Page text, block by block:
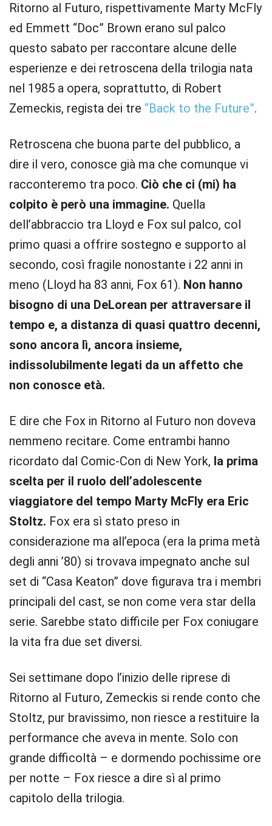
Ritorno al Futuro, rispettivamente Marty McFly
ed Emmett “Doc” Brown erano sul palco
questo sabato per raccontare alcune delle
esperienze e dei retroscena della trilogia nata
nel 1985 a opera, soprattutto, di Robert
Zemeckis, regista dei tre “Back to the Future”.
Retroscena che buona parte del pubblico, a
dire il vero, conosce già ma che comunque vi
racconteremo tra poco. Ciò che ci (mi) ha
colpito è però una immagine. Quella
dell’abbraccio tra Lloyd e Fox sul palco, col
primo quasi a offrire sostegno e supporto al
secondo, così fragile nonostante i 22 anni in
meno (Lloyd ha 83 anni, Fox 61). Non hanno
bisogno di una DeLorean per attraversare il
tempo e, a distanza di quasi quattro decenni,
sono ancora lì, ancora insieme,
indissolubilmente legati da un affetto che
non conosce età.
E dire che Fox in Ritorno al Futuro non doveva
nemmeno recitare. Come entrambi hanno
ricordato dal Comic-Con di New York, la prima
scelta per il ruolo dell’adolescente
viaggiatore del tempo Marty McFly era Eric
Stoltz. Fox era sì stato preso in
considerazione ma all’epoca (era la prima metà
degli anni ’80) si trovava impegnato anche sul
set di “Casa Keaton” dove figurava tra i membri
principali del cast, se non come vera star della
serie. Sarebbe stato difficile per Fox coniugare
la vita fra due set diversi.
Sei settimane dopo l’inizio delle riprese di
Ritorno al Futuro, Zemeckis si rende conto che
Stoltz, pur bravissimo, non riesce a restituire la
performance che aveva in mente. Solo con
grande difficoltà – e dormendo pochissime ore
per notte – Fox riesce a dire sì al primo
capitolo della trilogia.